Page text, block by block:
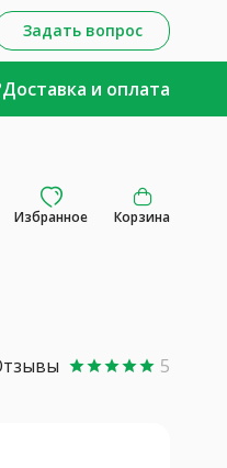
Задать вопрос
Доставка и оплата
Избранное Корзина
starstarstarstarstar 5